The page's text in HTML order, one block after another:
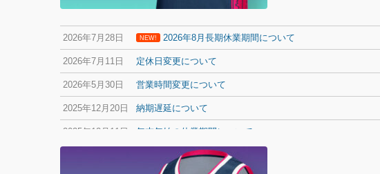
2026年7月28日 NEW! 2026年8月長期休業期間について
2026年7月11日 定休日変更について
2026年5月30日 営業時間変更について
2025年12月20日 納期遅延について
2025年12月11日 年末年始の休業期間について